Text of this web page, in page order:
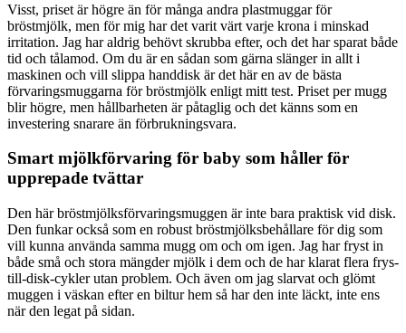
Visst, priset är högre än för många andra plastmuggar för
bröstmjölk, men för mig har det varit värt varje krona i minskad
irritation. Jag har aldrig behövt skrubba efter, och det har sparat både
tid och tålamod. Om du är en sådan som gärna slänger in allt i
maskinen och vill slippa handdisk är det här en av de bästa
förvaringsmuggarna för bröstmjölk enligt mitt test. Priset per mugg
blir högre, men hållbarheten är påtaglig och det känns som en
investering snarare än förbrukningsvara.
Smart mjölkförvaring för baby som håller för
upprepade tvättar
Den här bröstmjölksförvaringsmuggen är inte bara praktisk vid disk.
Den funkar också som en robust bröstmjölksbehållare för dig som
vill kunna använda samma mugg om och om igen. Jag har fryst in
både små och stora mängder mjölk i dem och de har klarat flera frys-
till-disk-cykler utan problem. Och även om jag slarvat och glömt
muggen i väskan efter en biltur hem så har den inte läckt, inte ens
när den legat på sidan.